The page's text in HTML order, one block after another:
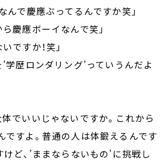
んで慶應ぶってるんですか笑」
慶應ボーイなんで笑」
ですか！笑」
学歴ロンダリング’っていうんだよ
でいいじゃないですか。これから
ですよ。普通の人は体鍛えるんです
ど、’ままならないもの’に挑戦し